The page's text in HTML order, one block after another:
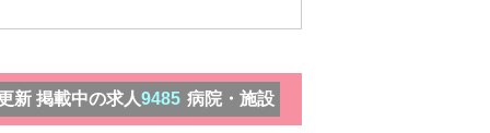
新 掲載中の求人9485 病院・施設